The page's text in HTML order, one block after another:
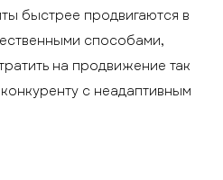
быстрее продвигаются в
способами,
на продвижение так
с неадаптивным